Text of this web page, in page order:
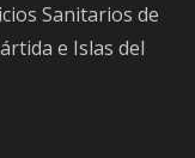
Sanitarios de
e Islas del